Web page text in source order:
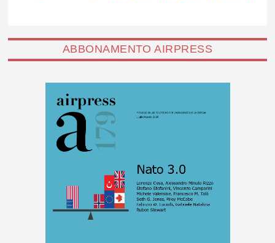
ABBONAMENTO AIRPRESS